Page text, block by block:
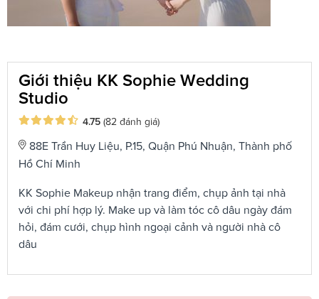
Giới thiệu KK Sophie Wedding
Studio
4.75 (82 đánh giá)
88E Trần Huy Liệu, P.15, Quận Phú Nhuận, Thành phố
Hồ Chí Minh
KK Sophie Makeup nhận trang điểm, chụp ảnh tại nhà
với chi phí hợp lý. Make up và làm tóc cô dâu ngày đám
hỏi, đám cưới, chụp hình ngoại cảnh và người nhà cô
dâu